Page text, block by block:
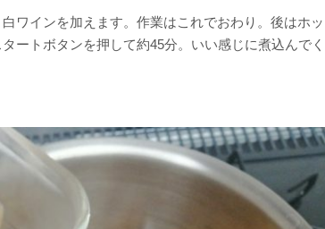
ワインを加えます。作業はこれでおわり。後はホッ
ートボタンを押して約45分。いい感じに煮込んでく